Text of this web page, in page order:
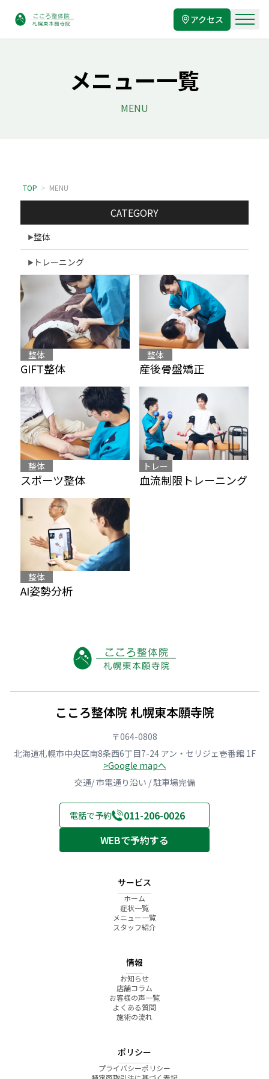
アクセス
メニュー一覧
MENU
TOP > MENU
整体
GIFT整体
整体
産後骨盤矯正
整体
スポーツ整体
トレー
ニング
血流制限トレーニング
整体
AI姿勢分析
CATEGORY
整体
トレーニング
こころ整体院 札幌東本願寺院
〒064-0808
北海道札幌市中央区南8条西6丁目7-24 アン・セリジェ壱番館 1F
>Google mapへ
交通/ 市電通り沿い / 駐車場完備
電話で予約
011-206-0026
WEBで予約する
サービス
ホーム
症状一覧
メニュー一覧
スタッフ紹介
情報
お知らせ
店舗コラム
お客様の声一覧
よくある質問
施術の流れ
ポリシー
プライバシーポリシー